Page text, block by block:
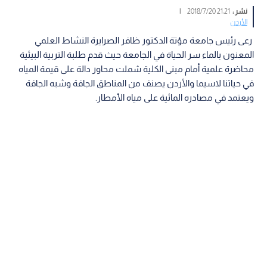
نشر : 21:21 2018/7/20
|
الأردن
رعى رئيس جامعة مؤتة الدكتور ظافر الصرايرة النشاط العلمي
المعنون بالماء سر الحياة في الجامعة حيث قدم طلبة التربية البيئية
محاضرة علمية أمام مبنى الكلية شملت محاور دالة على قيمة المياه
في حياتنا لاسيما والأردن يصنف من المناطق الجافة وشبه الجافة
ويعتمد في مصادره المائية على مياه الأمطار.